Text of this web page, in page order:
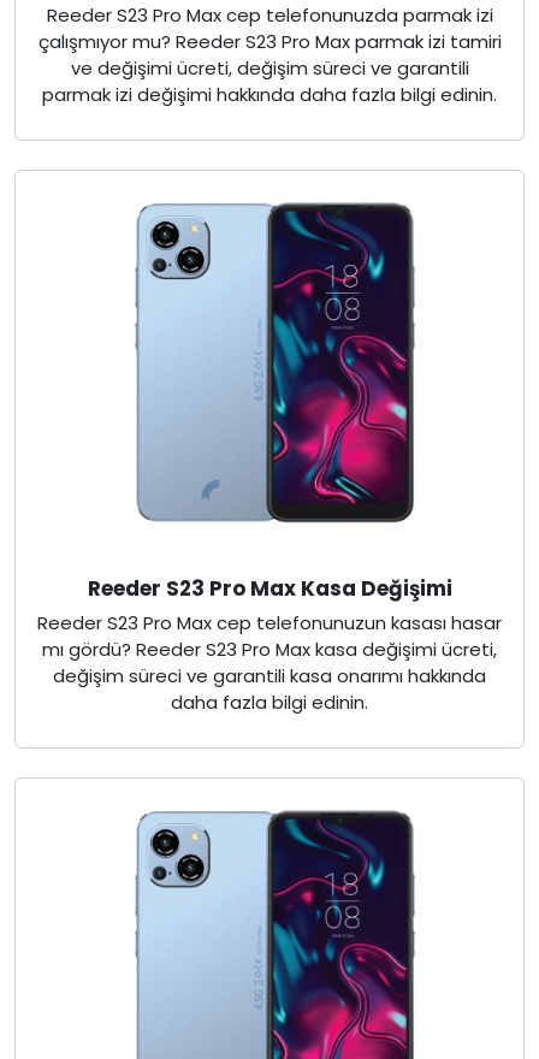
Reeder S23 Pro Max cep telefonunuzda parmak izi
çalışmıyor mu? Reeder S23 Pro Max parmak izi tamiri
ve değişimi ücreti, değişim süreci ve garantili
parmak izi değişimi hakkında daha fazla bilgi edinin.
Reeder S23 Pro Max Kasa Değişimi
Reeder S23 Pro Max cep telefonunuzun kasası hasar
mı gördü? Reeder S23 Pro Max kasa değişimi ücreti,
değişim süreci ve garantili kasa onarımı hakkında
daha fazla bilgi edinin.